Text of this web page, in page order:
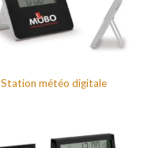
Station météo digitale